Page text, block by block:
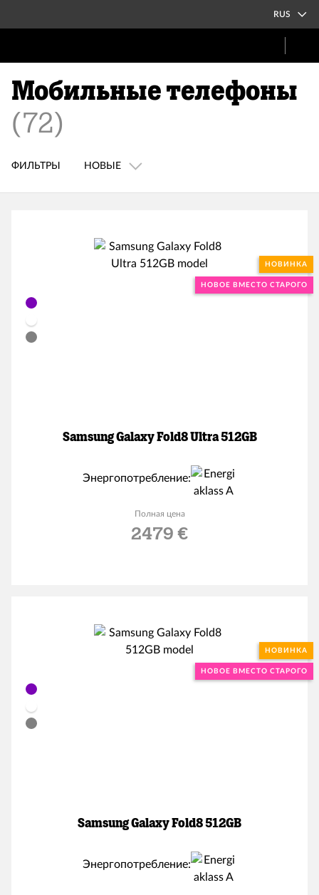
RUS
Мобильные телефоны
(72)
ФИЛЬТРЫ НОВЫЕ
НОВИНКА
НОВОЕ ВМЕСТО СТАРОГО
Samsung Galaxy Fold8 Ultra 512GB
Энергопотребление:
Полная цена
2479 €
НОВИНКА
НОВОЕ ВМЕСТО СТАРОГО
Samsung Galaxy Fold8 512GB
Энергопотребление: